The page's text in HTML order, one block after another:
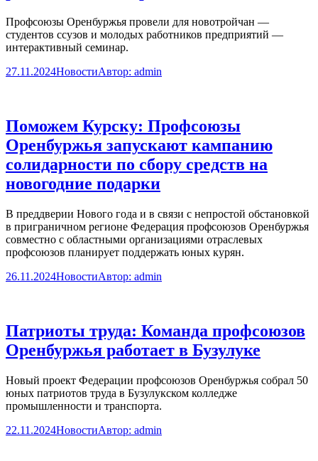
Профсоюзы Оренбуржья провели для новотройчан —
студентов ссузов и молодых работников предприятий —
интерактивный семинар.
27.11.2024НовостиАвтор: admin
Поможем Курску: Профсоюзы
Оренбуржья запускают кампанию
солидарности по сбору средств на
новогодние подарки
В преддверии Нового года и в связи с непростой обстановкой
в приграничном регионе Федерация профсоюзов Оренбуржья
совместно с областными организациями отраслевых
профсоюзов планирует поддержать юных курян.
26.11.2024НовостиАвтор: admin
Патриоты труда: Команда профсоюзов
Оренбуржья работает в Бузулуке
Новый проект Федерации профсоюзов Оренбуржья собрал 50
юных патриотов труда в Бузулукском колледже
промышленности и транспорта.
22.11.2024НовостиАвтор: admin